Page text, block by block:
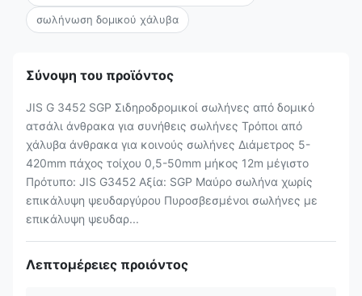
σωλήνωση δομικού χάλυβα
Σύνοψη του προϊόντος
JIS G 3452 SGP Σιδηροδρομικοί σωλήνες από δομικό
ατσάλι άνθρακα για συνήθεις σωλήνες Τρόποι από
χάλυβα άνθρακα για κοινούς σωλήνες Διάμετρος 5-
420mm πάχος τοίχου 0,5-50mm μήκος 12m μέγιστο
Πρότυπο: JIS G3452 Αξία: SGP Μαύρο σωλήνα χωρίς
επικάλυψη ψευδαργύρου Πυροσβεσμένοι σωλήνες με
επικάλυψη ψευδαρ...
Λεπτομέρειες προιόντος